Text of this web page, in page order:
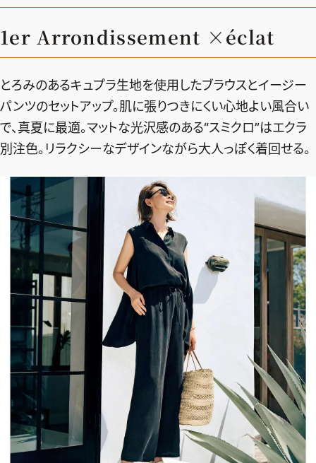
1er Arrondissement ×éclat
とろみのあるキュプラ生地を使用したブラウスとイージー
パンツのセットアップ。肌に張りつきにくい心地よい風合い
で、真夏に最適。マットな光沢感のある“スミクロ”はエクラ
別注色。リラクシーなデザインながら大人っぽく着回せる。